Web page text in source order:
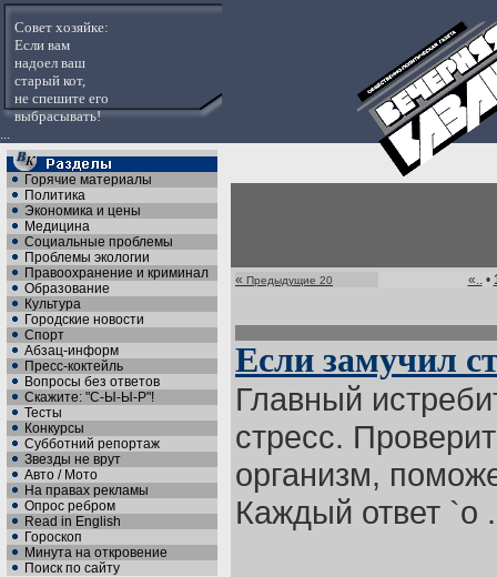
Совет хозяйке:
Если вам
надоел ваш
старый кот,
не спешите его
выбрасывать!
...
Горячие материалы
Политика
Экономика и цены
Медицина
Социальные проблемы
Проблемы экологии
Правоохранение и криминал
Образование
Культура
Городские новости
Спорт
Абзац-информ
Пресс-коктейль
Вопросы без ответов
Скажите: "С-Ы-Ы-Р"!
Тесты
Конкурсы
Субботний репортаж
Звезды не врут
Авто / Мото
На правах рекламы
Опрос ребром
Read in English
Гороскоп
Минута на откровение
Поиск по сайту
« Предыдущие 20 «..•
Если замучил
Главный
стресс.
организм,
Каждый ответ `о